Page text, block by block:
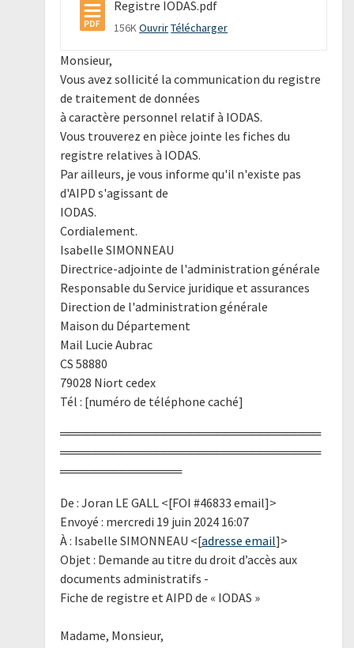
Registre IODAS.pdf
156KOuvrirTélécharger
Monsieur,
Vous avez sollicité la communication du registre
de traitement de données
à caractère personnel relatif à IODAS.
Vous trouverez en pièce jointe les fiches du
registre relatives à IODAS.
Par ailleurs, je vous informe qu'il n'existe pas
d'AIPD s'agissant de
IODAS.
Cordialement.
Isabelle SIMONNEAU
Directrice-adjointe de l'administration générale
Responsable du Service juridique et assurances
Direction de l'administration générale
Maison du Département
Mail Lucie Aubrac
CS 58880
79028 Niort cedex
Tél : [numéro de téléphone caché]
══════════════════════════════
══════════════════════════════
══════════════
De : Joran LE GALL <[FOI #46833 email]>
Envoyé : mercredi 19 juin 2024 16:07
À : Isabelle SIMONNEAU <[adresse email]>
Objet : Demande au titre du droit d’accès aux
documents administratifs -
Fiche de registre et AIPD de « IODAS »
Madame, Monsieur,